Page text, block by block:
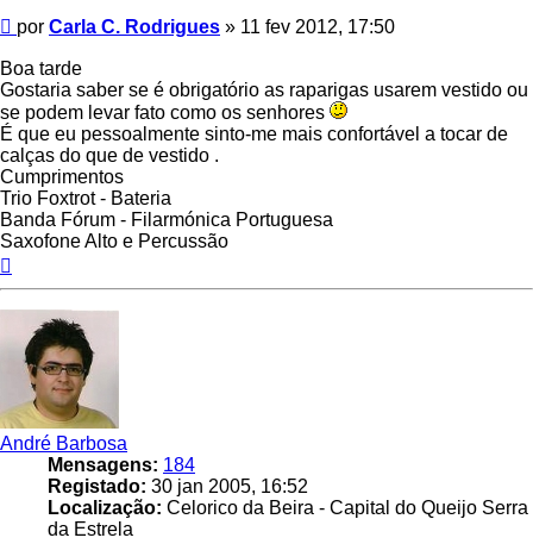
Mensagem
por Carla C. Rodrigues » 11 fev 2012, 17:50
Boa tarde
Gostaria saber se é obrigatório as raparigas usarem vestido ou
se podem levar fato como os senhores
É que eu pessoalmente sinto-me mais confortável a tocar de
calças do que de vestido .
Cumprimentos
Trio Foxtrot - Bateria
Banda Fórum - Filarmónica Portuguesa
Saxofone Alto e Percussão
André Barbosa
Mensagens: 184
Registado: 30 jan 2005, 16:52
Localização: Celorico da Beira - Capital do Queijo Serra
da Estrela